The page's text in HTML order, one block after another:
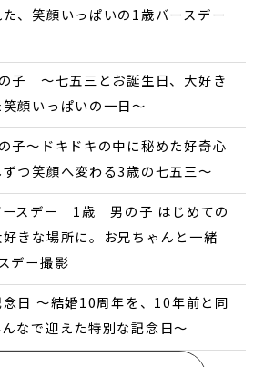
、笑顔いっぱいの1歳バースデー
〜七五三とお誕生日、大好き
顔いっぱいの一日〜
〜ドキドキの中に秘めた好奇心
つ笑顔へ変わる3歳の七五三〜
スデー 1歳 男の子 はじめての
きな場所に。お兄ちゃんと一緒
デー撮影
日 〜結婚10周年を、10年前と同
なで迎えた特別な記念日〜